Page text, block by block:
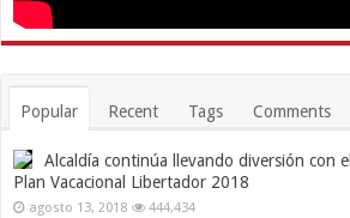
Popular Recent Tags Comments
Alcaldía continúa llevando diversión con el
Plan Vacacional Libertador 2018
agosto 13, 2018 444,434